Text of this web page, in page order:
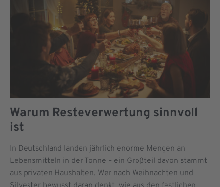
Warum Resteverwertung sinnvoll
ist
In Deutschland landen jährlich enorme Mengen an
Lebensmitteln in der Tonne – ein Großteil davon stammt
aus privaten Haushalten. Wer nach Weihnachten und